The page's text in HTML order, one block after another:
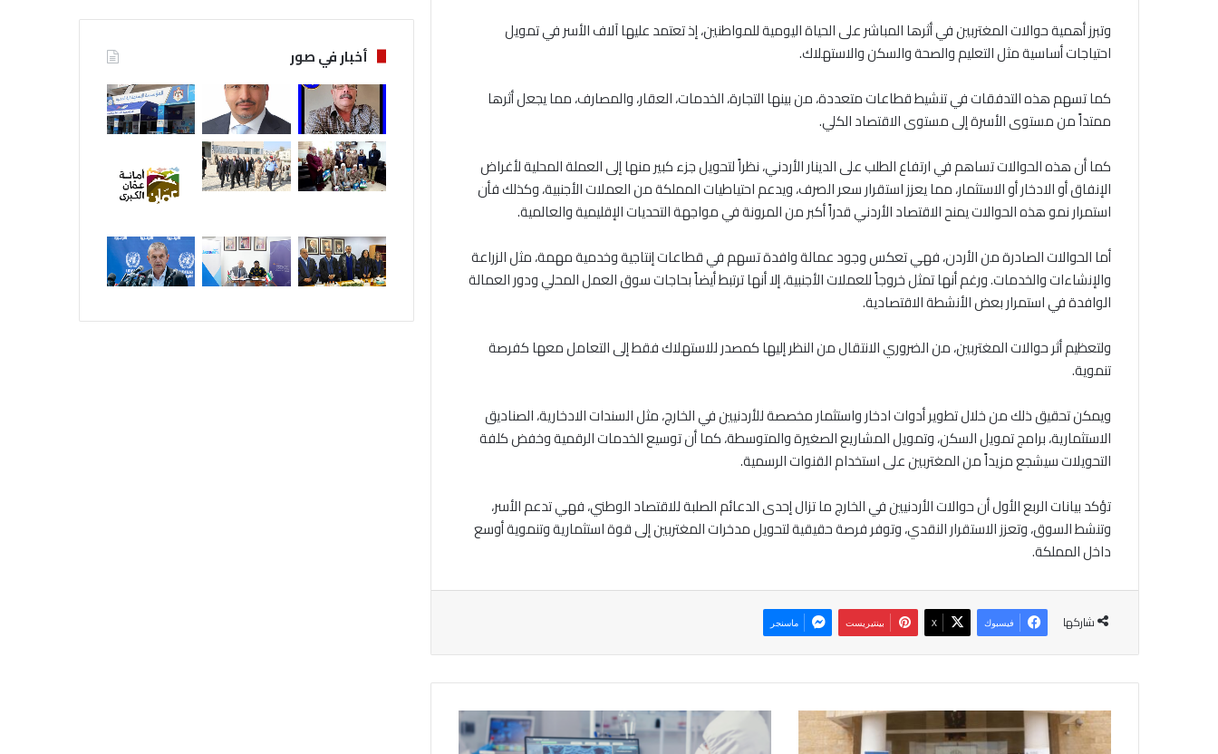
وتبرز أهمية حوالات المغتربين في أثرها المباشر على الحياة اليومية للمواطنين، إذ تعتمد عليها آلاف الأسر في تمويل
احتياجات أساسية مثل التعليم والصحة والسكن والاستهلاك.
كما تسهم هذه التدفقات في تنشيط قطاعات متعددة، من بينها التجارة، الخدمات، العقار، والمصارف، مما يجعل أثرها
ممتداً من مستوى الأسرة إلى مستوى الاقتصاد الكلي.
كما أن هذه الحوالات تساهم في ارتفاع الطلب على الدينار الأردني، نظراً لتحويل جزء كبير منها إلى العملة المحلية لأغراض
الإنفاق أو الادخار أو الاستثمار، مما يعزز استقرار سعر الصرف، ويدعم احتياطيات المملكة من العملات الأجنبية، وكذلك فأن
استمرار نمو هذه الحوالات يمنح الاقتصاد الأردني قدراً أكبر من المرونة في مواجهة التحديات الإقليمية والعالمية.
أما الحوالات الصادرة من الأردن، فهي تعكس وجود عمالة وافدة تسهم في قطاعات إنتاجية وخدمية مهمة، مثل الزراعة
والإنشاءات والخدمات. ورغم أنها تمثل خروجاً للعملات الأجنبية، إلا أنها ترتبط أيضاً بحاجات سوق العمل المحلي ودور العمالة
الوافدة في استمرار بعض الأنشطة الاقتصادية.
ولتعظيم أثر حوالات المغتربين، من الضروري الانتقال من النظر إليها كمصدر للاستهلاك فقط إلى التعامل معها كفرصة
تنموية.
ويمكن تحقيق ذلك من خلال تطوير أدوات ادخار واستثمار مخصصة للأردنيين في الخارج، مثل السندات الادخارية، الصناديق
الاستثمارية، برامج تمويل السكن، وتمويل المشاريع الصغيرة والمتوسطة، كما أن توسيع الخدمات الرقمية وخفض كلفة
التحويلات سيشجع مزيداً من المغتربين على استخدام القنوات الرسمية.
تؤكد بيانات الربع الأول أن حوالات الأردنيين في الخارج ما تزال إحدى الدعائم الصلبة للاقتصاد الوطني، فهي تدعم الأسر،
وتنشط السوق، وتعزز الاستقرار النقدي، وتوفر فرصة حقيقية لتحويل مدخرات المغتربين إلى قوة استثمارية وتنموية أوسع
داخل المملكة.
شاركها فيسبوك ‫X بينتيريست ماسنجر
ب
ن
ف
أخبار في صور